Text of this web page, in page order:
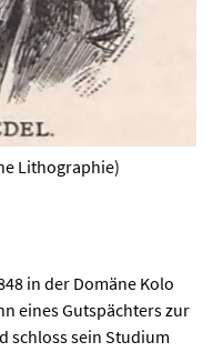
Lithographie)
in der Domäne Kolo
eines Gutspächters zur
schloss sein Studium